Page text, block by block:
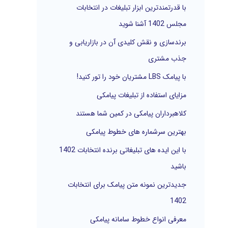
ر
ی
:
با قدرتمندترین ابزار تبلیغات در انتخابات
مجلس 1402 آشنا شوید
برندسازی و نقش کلیدی آن در بازاریابی و
جذب مشتری
با پیامک LBS مشتریان خود را تور کنید!
مزایای استفاده از تبلیغات پیامکی
کلاهبرداران پیامکی در کمین شما هستند
بهترین سرشماره های خطوط پیامکی
با این ایده های تبلیغاتی برنده انتخابات 1402
باشید
جدیدترین نمونه متن پیامک برای انتخابات
1402
معرفی انواع خطوط سامانه پیامکی